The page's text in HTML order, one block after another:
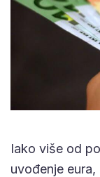
Iako više od
uvođenje